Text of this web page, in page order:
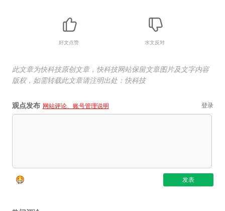
好文点赞 水文反对
此文章为快科技原创文章，快科技网站保留文章图片及文字内容
版权，如需转载此文章请注明出处：快科技
观点发布 网站评论、账号管理说明 登录